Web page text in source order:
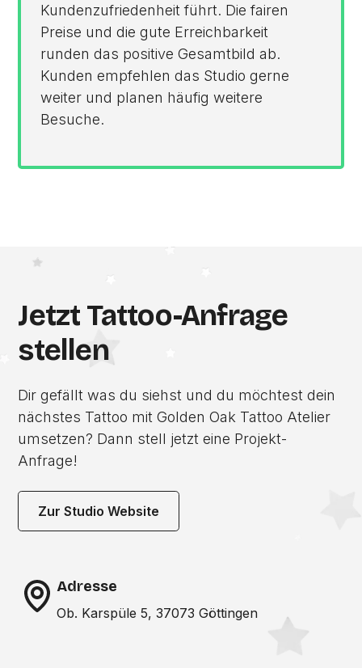
Kundenzufriedenheit führt. Die fairen
Preise und die gute Erreichbarkeit
runden das positive Gesamtbild ab.
Kunden empfehlen das Studio gerne
weiter und planen häufig weitere
Besuche.
Jetzt Tattoo-Anfrage
stellen
Dir gefällt was du siehst und du möchtest dein
nächstes Tattoo mit Golden Oak Tattoo Atelier
umsetzen? Dann stell jetzt eine Projekt-
Anfrage!
Zur Studio Website
Adresse
Ob. Karspüle 5, 37073 Göttingen